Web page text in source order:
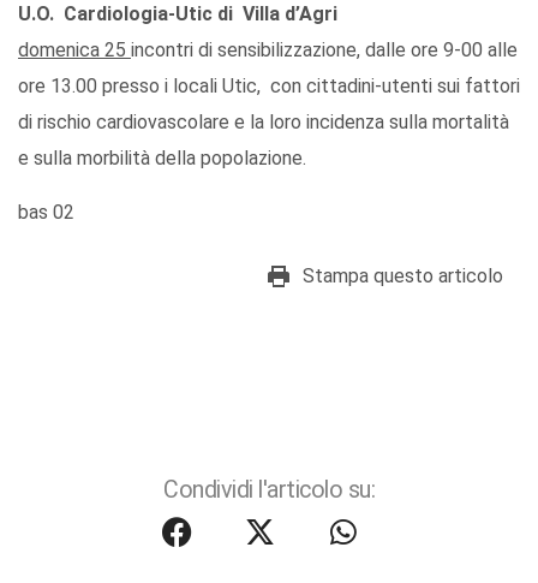
U.O. Cardiologia-Utic di Villa d’Agri
domenica 25 incontri di sensibilizzazione, dalle ore 9-00 alle
ore 13.00 presso i locali Utic, con cittadini-utenti sui fattori
di rischio cardiovascolare e la loro incidenza sulla mortalità
e sulla morbilità della popolazione.
bas 02
Stampa questo articolo
Condividi l'articolo su: